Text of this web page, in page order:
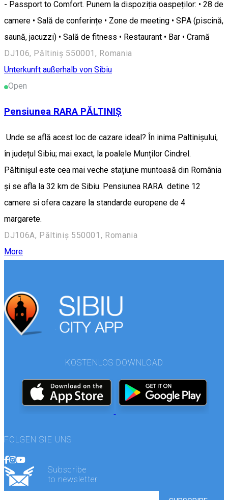
- Passport to Comfort. Punem la dispoziția oaspeților: • 28 de
camere • Sală de conferințe • Zone de meeting • SPA (piscină,
saună, jacuzzi) • Sală de fitness • Restaurant • Bar • Cramă
DJ106, Păltiniș 550001, Romania
Unterkunft außerhalb von Sibiu
Open
Pensiunea RARA PĂLTINIȘ
Unde se află acest loc de cazare ideal? În inima Paltinișului,
în județul Sibiu; mai exact, la poalele Munților Cindrel.
Păltinișul este cea mai veche stațiune muntoasă din România
și se afla la 32 km de Sibiu. Pensiunea RARA detine 12
camere si ofera cazare la standarde europene de 4
margarete.
DJ106A, Păltiniș 550001, Romania
More
KOSTENLOS DOWNLOAD
FOLGEN SIE UNS
Subscribe
to newsletter